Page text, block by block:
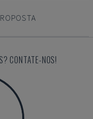
CONTATE-NOS!